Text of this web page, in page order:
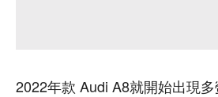
2022年款 Audi A8就開始出現多